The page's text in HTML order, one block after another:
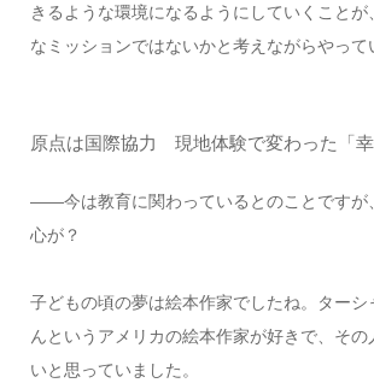
きるような環境になるようにしていくこと
なミッションではないかと考えながらやって
原点は国際協力 現地体験で変わった「幸
――今は教育に関わっているとのことですが
心が？
子どもの頃の夢は絵本作家でしたね。ターシ
んというアメリカの絵本作家が好きで、その
いと思っていました。